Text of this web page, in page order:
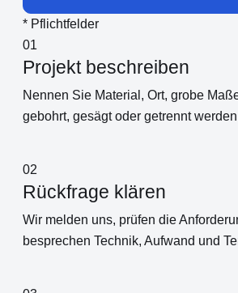
* Pflichtfelder
01
Projekt beschreiben
Nennen Sie Material, Ort, grobe
gebohrt, gesägt oder getrennt
02
Rückfrage klären
Wir melden uns, prüfen die
besprechen Technik, Aufwand und